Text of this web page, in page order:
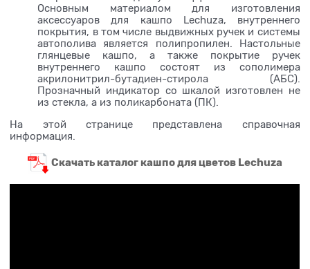
Основным материалом для изготовления
аксессуаров для кашпо Lechuza, внутреннего
покрытия, в том числе выдвижных ручек и системы
автополива является полипропилен. Настольные
глянцевые кашпо, а также покрытие ручек
внутреннего кашпо состоят из сополимера
акрилонитрил-бутадиен-стирола (АБС).
Прозначный индикатор со шкалой изготовлен не
из стекла, а из поликарбоната (ПК).
На этой странице представлена справочная
информация.
Скачать каталог кашпо для цветов Lechuza